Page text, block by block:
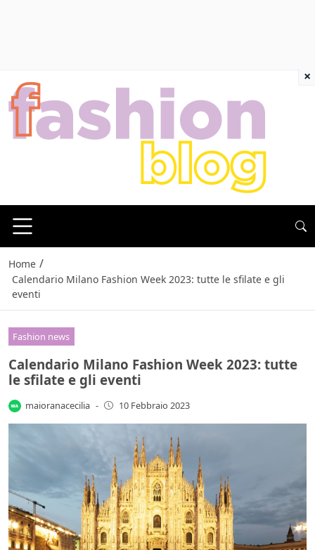
Home /
Calendario Milano Fashion Week 2023: tutte le sfilate e gli
eventi
Fashion news
Calendario Milano Fashion Week 2023: tutte
le sfilate e gli eventi
maioranacecilia - 10 Febbraio 2023
×